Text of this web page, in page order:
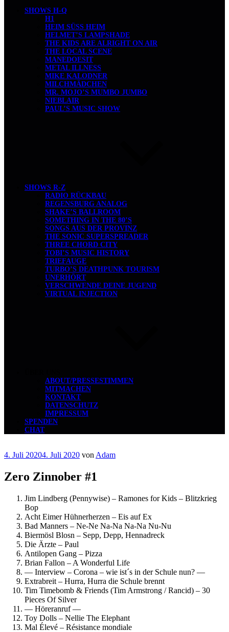
SHOWS H-Q
H1
HEIM SÜSS HEIM
HELMET’S LAMPSHADE
THE KIDS ARE ALRIGHT ON AIR
THE LOCAL SCENE
MANEDOESIT
METAL ILLNESS
MIKE KALODNER
MILCHMÄDCHEN
MR. MOJO’S MUMBO JUMBO
NIEBLAIR
PAUL’S MUSIC SHOW
SHOWS R-Z
RADIO RÜCKBAU
REGENSBURG ANALOG
SHAKE’S BALLROOM
SOMETHING IN THE 80’S
SONGS AUS DER PROVINZ
THE SONIC SUPERSPREADER
THREE CHORD CITY
TOBI’S MUSIC HISTORY
TRIEFAUGE
TURBO’S DEATHPUNK TOURISM
UNERHÖRT
VERSCHWENDE DEINE JUGEND
VIRTUAL INJECTION
ABOUT/PRESSESTIMMEN
MITMACHEN
KONTAKT
DATENSCHUTZ
IMPRESSUM
SPENDEN
CHAT
Veröffentlicht
4. Juli 20204. Juli 2020 von Adam
Zero Zinnober #1
Jim Lindberg (Pennywise) – Ramones for Kids – Blitzkrieg
Bop
Acht Eimer Hühnerherzen – Eis auf Ex
Bad Manners – Ne-Ne Na-Na Na-Na Nu-Nu
Biermösl Blosn – Sepp, Depp, Hennadreck
Die Ärzte – Paul
Antilopen Gang – Pizza
Brian Fallon – A Wonderful Life
— Interview – Corona – wie ist´s in der Schule nun? —
Extrabreit – Hurra, Hurra die Schule brennt
Tim Timebomb & Friends (Tim Armstrong / Rancid) – 30
Pieces Of Silver
— Höreranruf —
Toy Dolls – Nellie The Elephant
Mal Élevé – Résistance mondiale